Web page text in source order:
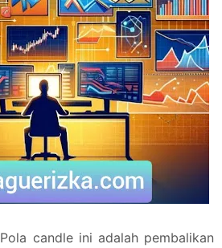
Pola candle ini adalah pembalikan